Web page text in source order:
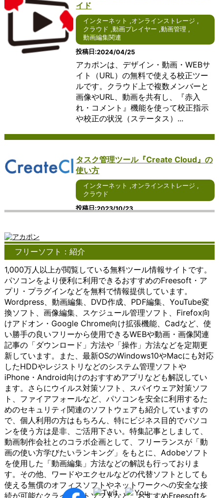
の豊富さ
で高い評
では、そ
の特徴や
利点につ
いて詳し
く説明し
ます。
まず、ア
ッピング
アイデア
構造化を
支援しま
ンプルな
イメージ
し、関連
性を示す
リンクを
作成する
ことがで
きます。
これによ
り、複雑
なアイデ
アや概念
を視覚的
に理解し
やすくな
ります。
Windows
版のアイ
デアマッ
ピングソ
フトウェ
アは、豊
富なテン
プレート
やカスタ
マイズオ
プション
を提供し
ていま
のユーザ
ーに愛用
現在、さ
らなる進
化が期待
されるイ
ンターネ
ット通話
につい
く見てい
ず、
をベース
としたイ
サービス
さが特徴
Windows
ユーザー
にとって
は、シー
ムレスに
アクセス
できるこ
とが大き
なメリッ
トとなり
ます。例
えば、ホ
ーム画面
から直接
アプリに
アクセス
したり、
詳細な設
定を変更
したりす
ることが
簡単に行
えます。
Microsoft
社が提供
するイン
ターネッ
す。2024
年を迎える
れるオフィ
スソフトウ
ェアについ
て、詳しく
説明しま
す。 まず、
Windowsを
たオフィス
使いやすさ
す。
Windowsユ
ームレスに
大きなメリ
ます。例え
ば、ホーム
画面から直
接アプリに
アクセスし
たり、詳細
な設定を変
更したりす
ることが簡
単に行えま
す。
Microsoft
社が提供す
るオフィス
ソフトウェ
アは、
Windowsに
標準搭載さ
れているこ
とが多いた
め、導入が
容易です。
これによ
り、多くの
ユーザーが
手軽に利用
することが
めの
便利
す。
この
よう
なサ
ービ
ス
は、
や企
なフ
ルを
保管
な場
イス
アク
セス
でき
るよ
うに
する
こと
がで
きま
す。
ここ
で
は、
オン
ライ
ンス
トレ
ージ
につ
いて
詳し
く説
明し
ま
す。
多く
のユ
続す
るた
ーシ
ョン
で
す。
これ
らの
ソフ
ェア
ザー
定の
サー
ータ
ス
操作
する
ため
のイ
ンタ
ーフ
ェー
スを
提供
しま
す。
以下
で
は、
クラ
イア
ント
ソフ
トウ
ェア
の重
要性
や機
能、
おす
すめ
の利
タの保存、アプリケ
ーションの実行、処
で、ユーザーは自身
のデバイスに依存せ
ずに、柔軟なコンピ
ューティング環境を
享受することができ
ます。 クラウドコン
ピューティングの利
と拡張性にありま
のリソースを利用で
の成長やプロジェク
トの変化に対応しや
イダーは、ユーザー
る必要なく、リソー
行うことができま
す。 さらに、クラウ
ドコンピューティン
グは、リソースの共
有性と効率性を提供
します。複数のユー
ザーが同じ物理的な
インフラストラクチ
ャを共有すること
で、リソースの使用
効率が向上し、コス
トの削減が可能とな
ります。これによ
り、小規模な企業や
個人でも、大規模な
計算リソースにアク
セスできるようにな
ります。 また、クラ
ウドは、データのセ
キュリティとバック
アップにも貢献しま
す。クラウドプロバ
イダーは、専門的な
セキュリティ対策や
バックアップシステ
ムを提供することが
できるため、ユーザ
では、コ
ミュニケ
用方法、
さらには
その重要
性につい
て詳しく
説明しま
す。 ま
ュニケー
さまざま
ありま
す。電話
ットアプ
ール、
ーシャル
ネットワ
ーキング
サービ
ス）など
がその代
表的な例
です。こ
れらのツ
ールは、
文字や音
声、映像
などを介
して情報
をやり取
りする手
段として
利用され
ていま
す。 コ
ミュニケ
ーション
ツール
は、ビジ
ネス環境
において
特に重要
メッ
セー
する
ため
のア
プリ
ケー
ショ
ンで
ビジ
人の
で広
く利
お
ルタ
での
コミ
ュニ
ケー
ショ
ンを
可能
にし
ま
す。
以下
で
は、
チャ
ット
ツー
ルの
概
要、
利
点、
利用
方法
につ
いて
詳し
く説
イド
インターネット ,オンラインストレージ ,
クラウド ,動画プレイヤー ,動画管理 ,
動画編集関連
投稿日 2024/04/25
アカポンは、デザイン・動画・WEBサ
イト（URL）の無料で使える校正ツー
ルです。クラウド上で複数メンバーと
画像やURL、動画を共有し、『赤入
れ・コメント』機能を使って校正指示
や校正の状況（ステータス）...
タスク管理ツール『Create Cloud』の
使い方
インターネット ,オンラインストレージ ,
クラウド
投稿日 2023/10/23
ツールです。 面倒な赤入れ指示も遠隔
でラクラク対応でき、複数のプロジェ
クト管理もステータス分けする事で管
理漏れの心配...
フリーソフト：紹介
1,000万人以上が閲覧している無料ツール情報サイトです。
パソコンをより便利に利用できるおすすめのFreesoft・ア
プリ・プラグインなどを無料で情報提供しています。
Wordpress、動画編集、DVD作成、PDF編集、YouTube変
換ソフト、画像編集、スケジュール管理ソフト、Firefox向
けアドオン・Google Chrome向け拡張機能、Cadなど、使
い勝手の良いフリーから使用できるWEBや動画・画像関連
記事の「ダウンロード」方法や「操作」方法などを定期更
新しています。また、最新OSのWindows10やMacにも対応
したHDDやレジストリなどのシステム管理ソフトや
iPhone・Android向けのおすすめアプリなども解説してい
ます。さらにウイルス対策ソフト、スパイウェア対策ソフ
ト、ファイアフォールなど、パソコンを安全に利用するた
めのセキュリティ関連のソフトウェアも紹介していますの
で、個人利用の方はもちろん、特にビジネス目的でパソコ
ンを使う方は是非、ご活用下さい。特集記事としまして、
動画制作会社とのコラボ企画として、フリーランスが「動
画の使い方学びたいランキング」をもとに、Adobeソフト
を使用した「動画編集」方法などの解説も行っておりま
す。その他、ワードやエクセルなどの代替ソフトとしても
使える無償のオフィスソフトやネットワークへの安全な接
続が可能なクライアントソフトなど、おすすめFreesoftを